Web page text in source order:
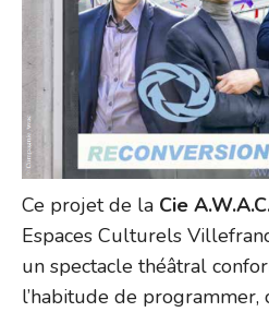
Ce projet de la Cie
Espaces Culturels
un spectacle théâtral
l’habitude de programmer,